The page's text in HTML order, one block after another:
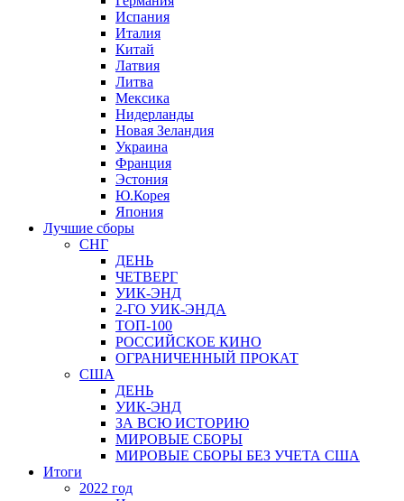
Испания
Италия
Китай
Латвия
Литва
Мексика
Нидерланды
Новая Зеландия
Украина
Франция
Эстония
Ю.Корея
Япония
Лучшие сборы
СНГ
ДЕНЬ
ЧЕТВЕРГ
УИК-ЭНД
2-ГО УИК-ЭНДА
ТОП-100
РОССИЙСКОЕ КИНО
ОГРАНИЧЕННЫЙ ПРОКАТ
США
ДЕНЬ
УИК-ЭНД
ЗА ВСЮ ИСТОРИЮ
МИРОВЫЕ СБОРЫ
МИРОВЫЕ СБОРЫ БЕЗ УЧЕТА США
Итоги
2022 год